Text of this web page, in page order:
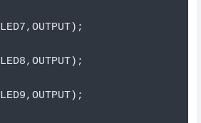
LED7, OUTPUT);
LED8, OUTPUT);
LED9, OUTPUT);